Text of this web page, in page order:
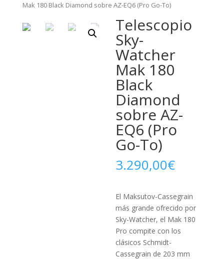
Mak 180 Black Diamond sobre AZ-EQ6 (Pro Go-To)
Telescopio
Sky-
Watcher
Mak 180
Black
Diamond
sobre AZ-
EQ6 (Pro
Go-To)
3.290,00€
El Maksutov-Cassegrain
más grande ofrecido por
Sky-Watcher, el Mak 180
Pro compite con los
clásicos Schmidt-
Cassegrain de 203 mm